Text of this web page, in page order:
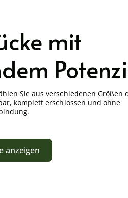
mit
Sie aus verschiedenen Größen
komplett erschlossen und ohne
anzeigen